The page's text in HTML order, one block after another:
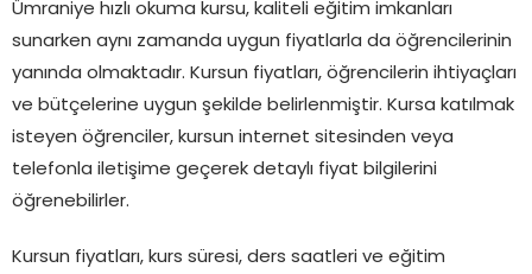
Ümraniye hızlı okuma kursu, kaliteli eğitim imkanları
sunarken aynı zamanda uygun fiyatlarla da öğrencilerinin
yanında olmaktadır. Kursun fiyatları, öğrencilerin ihtiyaçları
ve bütçelerine uygun şekilde belirlenmiştir. Kursa katılmak
isteyen öğrenciler, kursun internet sitesinden veya
telefonla iletişime geçerek detaylı fiyat bilgilerini
öğrenebilirler.
Kursun fiyatları, kurs süresi, ders saatleri ve eğitim